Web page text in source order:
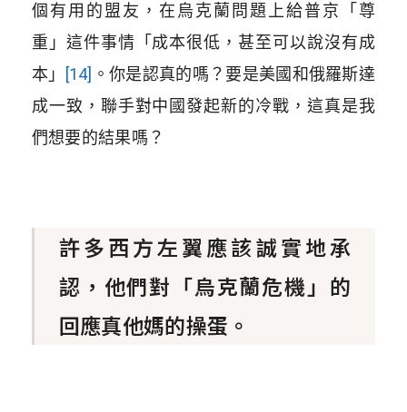
個有用的盟友，在烏克蘭問題上給普京「尊
重」這件事情「成本很低，甚至可以說沒有成
本」
[14] 。你是認真的嗎？要是美國和俄羅斯達
成一致，聯手對中國發起新的冷戰，這真是我
們想要的結果嗎？
許多西方左翼應該誠實地承
認，他們對「烏克蘭危機」的
回應真他媽的操蛋。